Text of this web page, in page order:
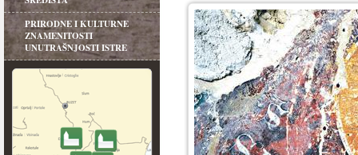
PRIRODNE I KULTURNE
ZNAMENITOSTI
UNUTRAŠNJOSTI ISTRE